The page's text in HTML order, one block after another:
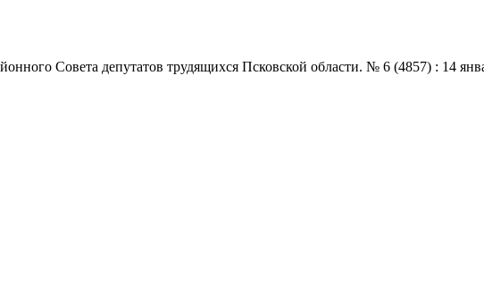
Совета депутатов трудящихся Псковской области. № 6 (4857) : 14